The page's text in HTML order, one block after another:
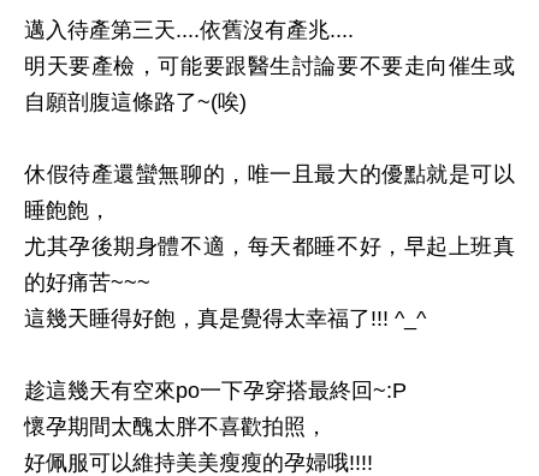
邁入待產第三天....依舊沒有產兆....
明天要產檢，可能要跟醫生討論要不要走向催生或
自願剖腹這條路了~(唉)
休假待產還蠻無聊的，唯一且最大的優點就是可以
睡飽飽，
尤其孕後期身體不適，每天都睡不好，早起上班真
的好痛苦~~~
這幾天睡得好飽，真是覺得太幸福了!!! ^_^
趁這幾天有空來po一下孕穿搭最終回~:P
懷孕期間太醜太胖不喜歡拍照，
好佩服可以維持美美瘦瘦的孕婦哦!!!!